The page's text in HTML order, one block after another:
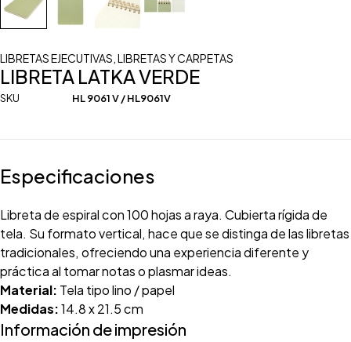
LIBRETAS EJECUTIVAS LIBRETAS Y CARPETAS
LIBRETA LATKA VERDE
SKU HL 9061 V / HL9061V
Especificaciones
Libreta de espiral con 100 hojas a raya. Cubierta rígida de
tela. Su formato vertical, hace que se distinga de las libretas
tradicionales, ofreciendo una experiencia diferente y
práctica al tomar notas o plasmar ideas.
Material: Tela tipo lino / papel
Medidas:14.8 x 21.5 cm
Información de impresión